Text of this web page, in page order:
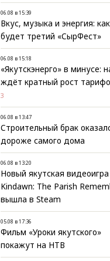
06.08 в 15:39
Вкус, музыка и энергия:
будет третий «СырФест»
06.08 в 15:18
«Якутскэнерго» в минусе:
ждёт кратный рост
3
06.08 в 13:47
Строительный брак
дороже самого дома
06.08 в 13:20
Новый якутская видеоигра
Kindawn: The Parish
вышла в Steam
05.08 в 17:36
Фильм «Уроки якутского»
покажут на НТВ